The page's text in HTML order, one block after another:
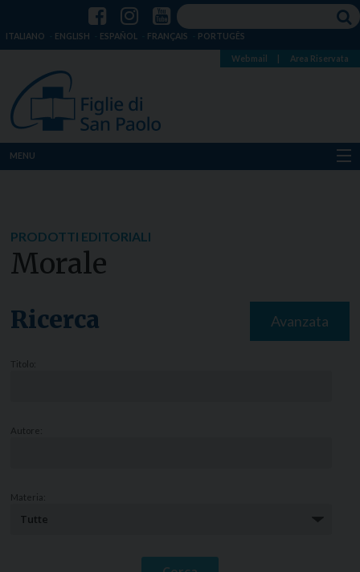
ITALIANO ENGLISH ESPAÑOL FRANÇAIS PORTUGÊS
Webmail Area Riservata
MENU
Notizie
PRODOTTI EDITORIALI
Morale
Ricerca Avanzata
Titolo:
Autore:
Materia: